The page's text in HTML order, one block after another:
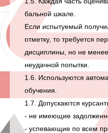
бальной шкале.
Если испытуемый
отметку, то требуется
дисциплины, но не
неудачной попытки.
1.6. Используются
обучения.
1.7. Допускаются
- не имеющие
- успевающие по всем